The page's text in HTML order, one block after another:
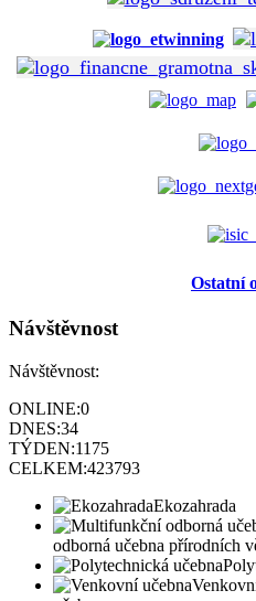
Ostatní
Návštěvnost
Návštěvnost:
ONLINE:0
DNES:34
TÝDEN:1175
CELKEM:423793
Ekozahrada
odborná učebna přírodních